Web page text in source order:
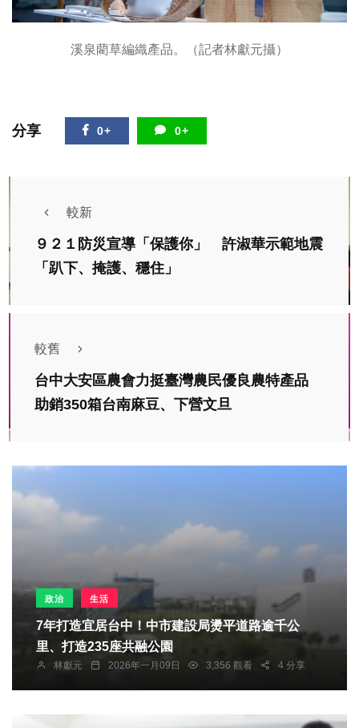
溪泉藺草編織產品。（記者林獻元攝）
分享 0+ 0+
較新
９２１防災宣導「保護你」 許淑華示範地震
「趴下、掩護、穩住」
較舊
台中大安區農會力挺臺灣農民優良農特產品
助銷350箱台南麻豆、下營文旦
政治 生活
7年打造宜居台中！中市建設局燙平道路逾千公
里、打造235座共融公園
林獻元 2026年一月09日 3,356 觀看 4 分享